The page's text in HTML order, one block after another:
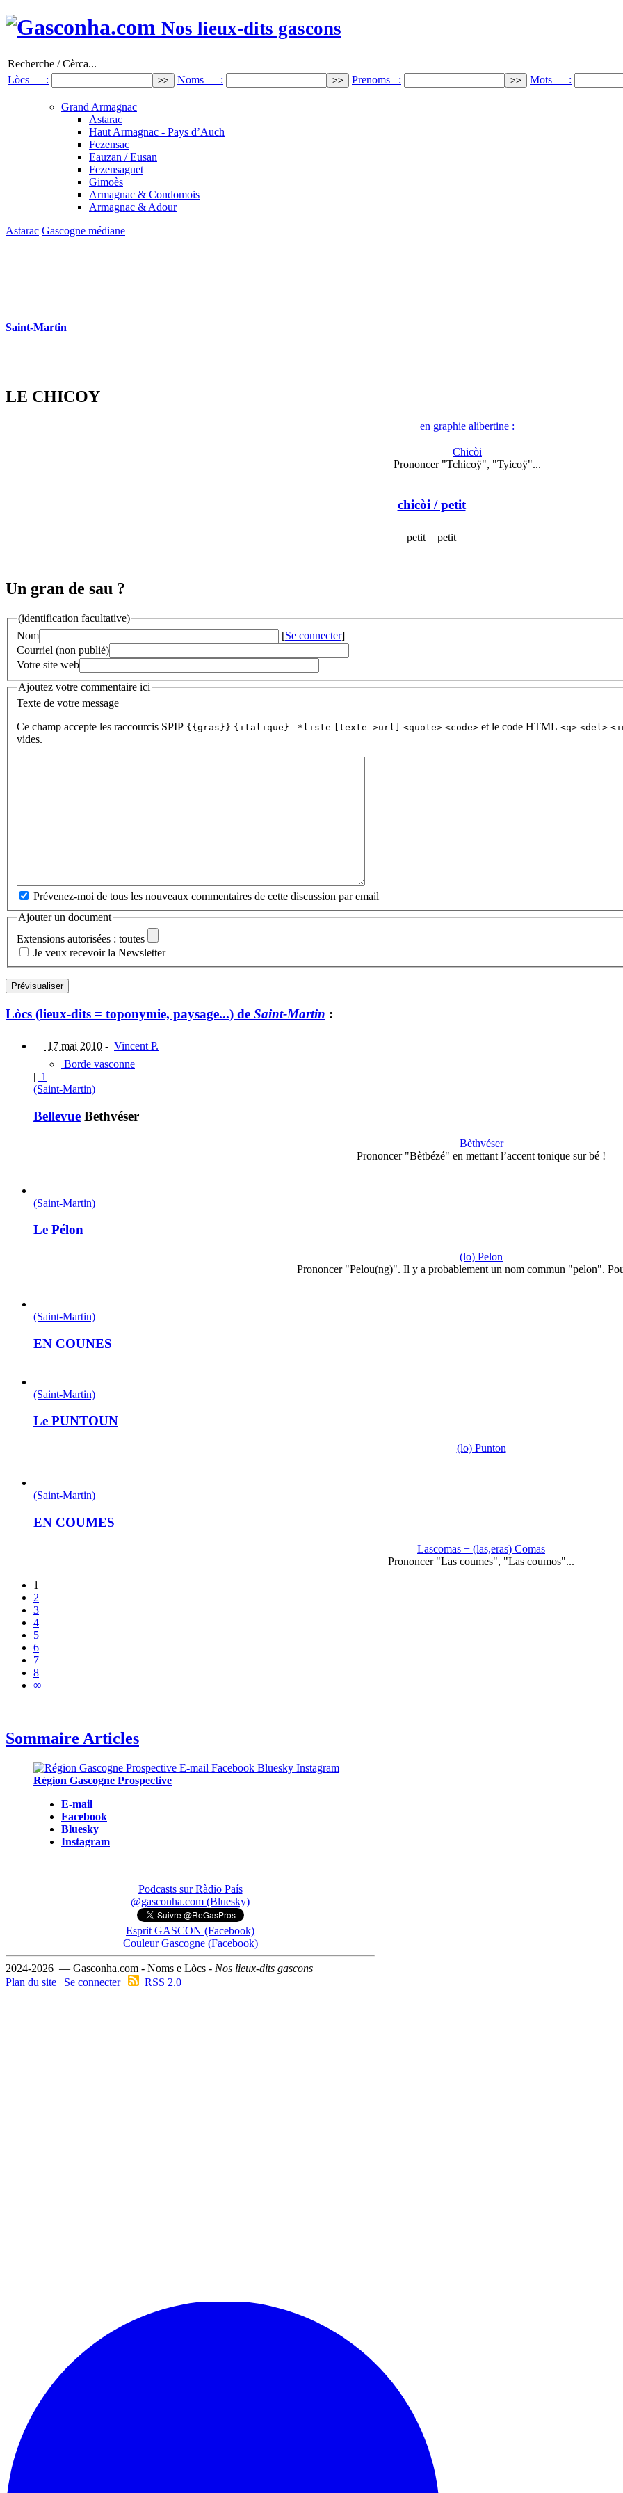
Nos lieux-dits gascons
Recherche / Cèrca...
Lòcs :
Noms : Prenoms : Mots :
Grand Armagnac
Astarac
Haut Armagnac - Pays d’Auch
Fezensac
Eauzan / Eusan
Fezensaguet
Gimoès
Armagnac & Condomois
Armagnac & Adour
Astarac Gascogne médiane
Saint-Martin
LE CHICOY
en graphie alibertine :
Chicòi
Prononcer "Tchicoÿ", "Tyicoÿ"...
chicòi / petit
petit = petit
Un gran de sau ?
(identification facultative)
Nom
[Se connecter]
Courriel (non publié)
Votre site web
Ajoutez votre commentaire ici
Texte de votre message
Ce champ accepte les raccourcis SPIP {{gras}} {italique} -*liste [texte->url] <quote> <code> et le code HTML <q> <del>
vides.
Prévenez-moi de tous les nouveaux commentaires de cette discussion par email
Ajouter un document
Extensions autorisées : toutes
Je veux recevoir la Newsletter
Lòcs (lieux-dits = toponymie, paysage...) de Saint-Martin :
17 mai 2010 - Vincent P.
Borde vasconne
| 1
(Saint-Martin)
Bellevue Bethvéser
Bèthvéser
Prononcer "Bètbézé" en mettant l’accent tonique sur bé !
(Saint-Martin)
Le Pélon
(lo) Pelon
Prononcer "Pelou(ng)". Il y a probablement un nom commun "pelon".
(Saint-Martin)
EN COUNES
(Saint-Martin)
Le PUNTOUN
(lo) Punton
(Saint-Martin)
EN COUMES
Lascomas + (las,eras) Comas
Prononcer "Las coumes", "Las coumos"...
1
2
3
4
5
6
7
8
∞
Sommaire Articles
Région Gascogne Prospective
E-mail
Facebook
Bluesky
Instagram
Podcasts sur Ràdio País
@gasconha.com (Bluesky)
Esprit GASCON (Facebook)
Couleur Gascogne (Facebook)
2024-2026 — Gasconha.com - Noms e Lòcs - Nos lieux-dits gascons
Plan du site | Se connecter| RSS 2.0